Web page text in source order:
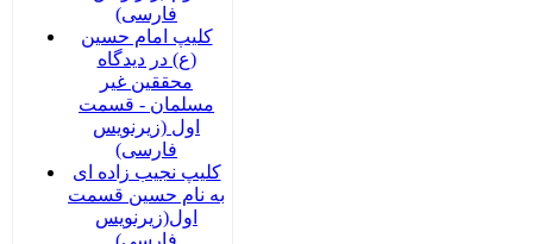
فارسی)
کلیپ امام حسین
(ع) در دیدگاه
محققین غیر
مسلمان - قسمت
اول (زیرنویس
فارسی)
کلیپ نجیب زاده ای
به نام حسین قسمت
اول(زیرنویس
فارسی)